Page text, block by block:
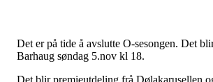
Det er på tide å avslutte O-sesongen. Det
Barhaug søndag 5.nov kl 18.
Det blir premieutdeling frå Dølakarusellen